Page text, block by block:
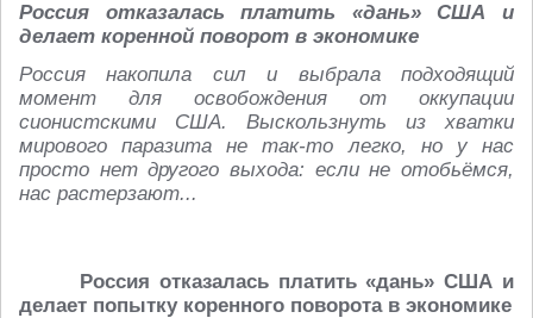
Россия отказалась платить «дань» США и
делает коренной поворот в экономике
Россия накопила сил и выбрала подходящий
момент для освобождения от оккупации
сионистскими США. Выскользнуть из хватки
мирового паразита не так-то легко, но у нас
просто нет другого выхода: если не отобьёмся,
нас растерзают...
Россия отказалась платить «дань» США и
делает попытку коренного поворота в экономике